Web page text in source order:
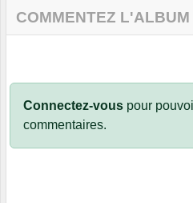
COMMENTEZ L'ALBUM
Connectez-vous pour
commentaires.